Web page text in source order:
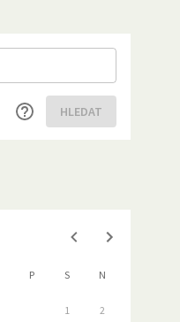
HLEDAT
P S N
1 2